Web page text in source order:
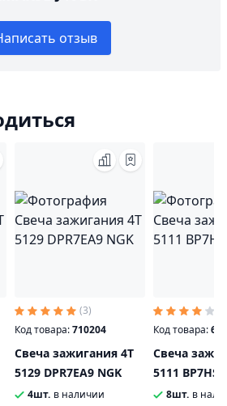
отзыв
(3)
Код товара:710204
Свеча зажигания 4T
5129 DPR7EA9 NGK
4шт. в наличии
Код товара:
Свеча
5111 BP7HS
8шт. в